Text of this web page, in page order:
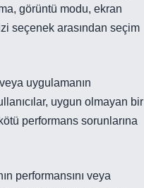
görüntü modu, ekran
seçenek arasından seçim
uygulamanın
uygun olmayan bir
performans sorunlarına
performansını veya